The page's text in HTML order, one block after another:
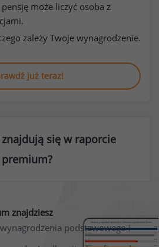
może liczyć osoba z
zależy Twoje wynagrodzenie.
już teraz!
znajdują się w raporcie
premium?
znajdziesz
podstawowego i